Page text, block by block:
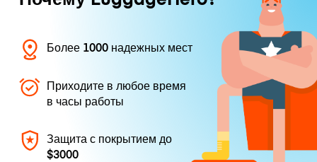
Более 1000 надежных мест
Приходите в любое время
в часы работы
Защита с покрытием до
$3000